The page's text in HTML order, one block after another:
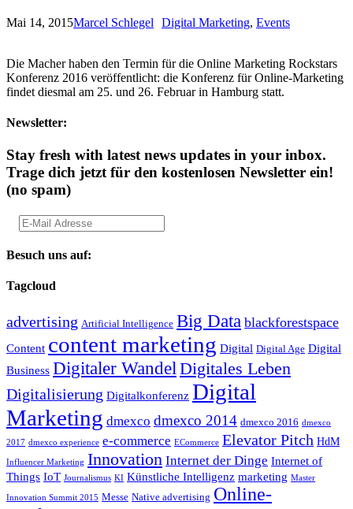
Mai 14, 2015Marcel Schlegel Digital Marketing, Events
Die Macher haben den Termin für die Online Marketing Rockstars
Konferenz 2016 veröffentlicht: die Konferenz für Online-Marketing
findet diesmal am 25. und 26. Februar in Hamburg statt.
Newsletter:
Stay fresh with latest news updates in your inbox.
Trage dich jetzt für den kostenlosen Newsletter ein!
(no spam)
Besuch uns auf:
Tagcloud
advertising Artificial Intelligence Big Data blackforestspace
Content content marketing Digital Digital Age Digital
Business Digitaler Wandel Digitales Leben
Digitalisierung Digitalkonferenz Digital
Marketing dmexco dmexco 2014 dmexco 2016 dmexco
2017 dmexco experience e-commerce ECommerce Elevator Pitch HdM
Influencer Marketing Innovation Internet der Dinge Internet of
Things IoT Journalismus KI Künstliche Intelligenz marketing Master
Innovation Summit 2015 Messe Native advertising Online-